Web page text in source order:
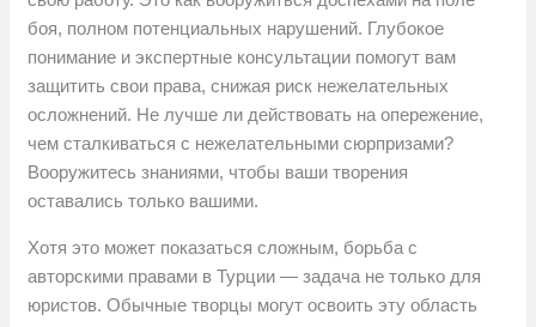
боя, полном потенциальных нарушений. Глубокое
понимание и экспертные консультации помогут вам
защитить свои права, снижая риск нежелательных
осложнений. Не лучше ли действовать на опережение,
чем сталкиваться с нежелательными сюрпризами?
Вооружитесь знаниями, чтобы ваши творения
оставались только вашими.
Хотя это может показаться сложным, борьба с
авторскими правами в Турции — задача не только для
юристов. Обычные творцы могут освоить эту область